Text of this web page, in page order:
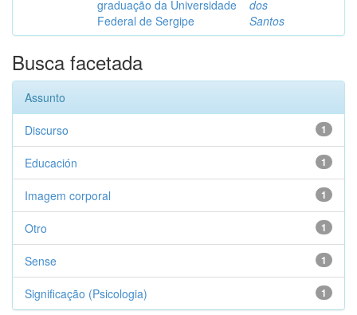
graduação da Universidade
Federal de Sergipe
dos
Santos
Busca facetada
Assunto
1
Discurso
1
Educación
1
Imagem corporal
1
Otro
1
Sense
1
Significação (Psicologia)